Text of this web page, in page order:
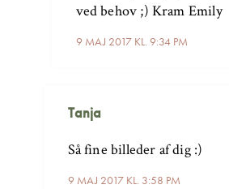
9 MAJ 2017 KL. 9:34 PM
ved behov ;) Kram Emily
Tanja
9 MAJ 2017 KL. 3:58 PM
Så fine billeder af dig :)